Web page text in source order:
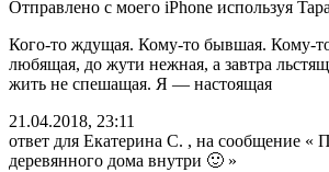
Отправлено с моего iPhone используя
Кого-то ждущая. Кому-то бывшая. Кому-
любящая, до жути нежная, а завтра
жить не спешащая. Я — настоящая
21.04.2018, 23:11
ответ для Екатерина С. , на сообщение «
деревянного дома внутри 🙂 »